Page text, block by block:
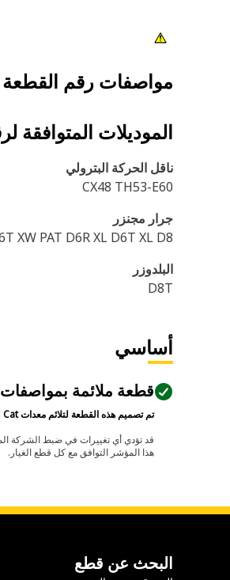
مواصفات رقم القطعة
الموديلات المتوافقة
ناقل الحركة البترولي
CX48 TH53-E60
جرار مجنزر
XW PAT D6R XL D6T XL D8
البلدوزر
D8T
أساسي
قطعة ملائمة
تم تصميم هذه القطعة لتلائم معدات Cat لديك بناءً على مواصفات الشركة المصنعة.
هذا المؤشر التوافق مع كل قطع الغيار.
البحث عن قطع